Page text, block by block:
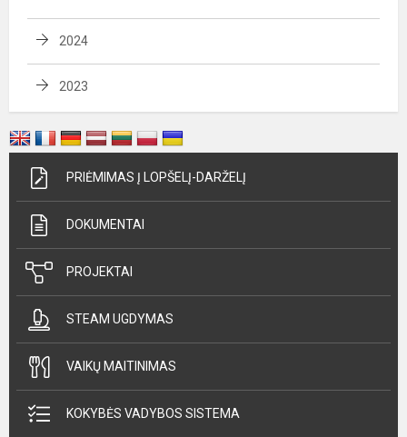
2024
2023
PRIĖMIMAS Į LOPŠELĮ-DARŽELĮ
DOKUMENTAI
PROJEKTAI
STEAM UGDYMAS
VAIKŲ MAITINIMAS
KOKYBĖS VADYBOS SISTEMA